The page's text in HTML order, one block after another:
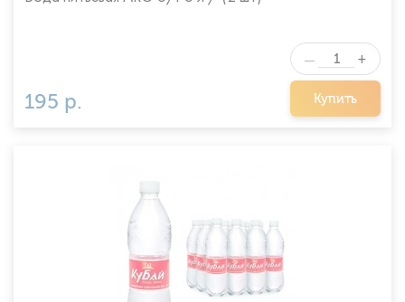
195 р. Купить
— +